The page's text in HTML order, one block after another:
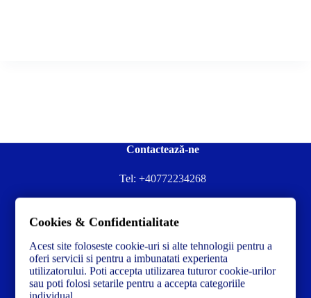
Contactează-ne
Tel: +40772234268
Contacteză-ne la:✉️contact@concrete-forma.com
Str. Dacia Nr 12 Ineu, Arad 315300 Romania
Cookies & Confidentialitate
Acest site foloseste cookie-uri si alte tehnologii pentru a
oferi servicii si pentru a imbunatati experienta
utilizatorului. Poti accepta utilizarea tuturor cookie-urilor
sau poti folosi setarile pentru a accepta categoriile